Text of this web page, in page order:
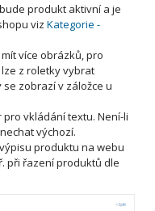
produkt aktivní a je
viz Kategorie -
více obrázků, pro
z roletky vybrat
zobrazí v záložce u
vkládání textu. Není-li
výchozí.
produktu na webu
při řazení produktů dle